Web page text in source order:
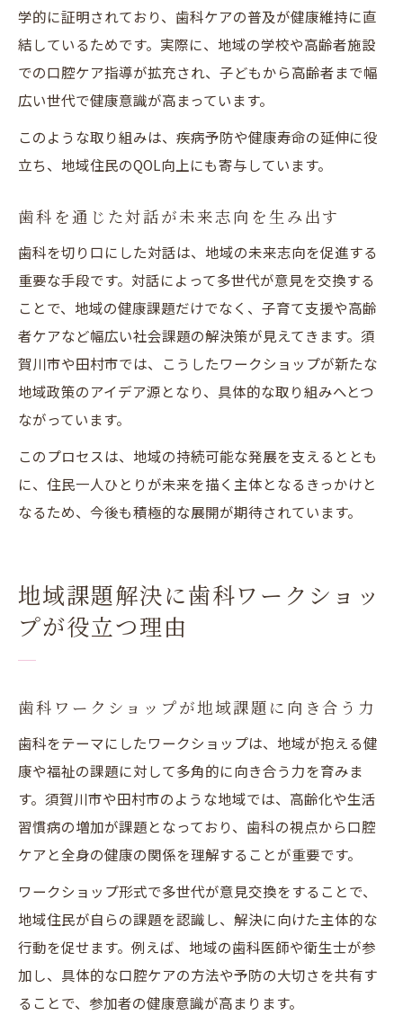
学的に証明されており、歯科ケアの普及が健康維持に直
結しているためです。実際に、地域の学校や高齢者施設
での口腔ケア指導が拡充され、子どもから高齢者まで幅
広い世代で健康意識が高まっています。
このような取り組みは、疾病予防や健康寿命の延伸に役
立ち、地域住民のQOL向上にも寄与しています。
歯科を通じた対話が未来志向を生み出す
歯科を切り口にした対話は、地域の未来志向を促進する
重要な手段です。対話によって多世代が意見を交換する
ことで、地域の健康課題だけでなく、子育て支援や高齢
者ケアなど幅広い社会課題の解決策が見えてきます。須
賀川市や田村市では、こうしたワークショップが新たな
地域政策のアイデア源となり、具体的な取り組みへとつ
ながっています。
このプロセスは、地域の持続可能な発展を支えるととも
に、住民一人ひとりが未来を描く主体となるきっかけと
なるため、今後も積極的な展開が期待されています。
地域課題解決に歯科ワークショッ
プが役立つ理由
歯科ワークショップが地域課題に向き合う力
歯科をテーマにしたワークショップは、地域が抱える健
康や福祉の課題に対して多角的に向き合う力を育みま
す。須賀川市や田村市のような地域では、高齢化や生活
習慣病の増加が課題となっており、歯科の視点から口腔
ケアと全身の健康の関係を理解することが重要です。
ワークショップ形式で多世代が意見交換をすることで、
地域住民が自らの課題を認識し、解決に向けた主体的な
行動を促せます。例えば、地域の歯科医師や衛生士が参
加し、具体的な口腔ケアの方法や予防の大切さを共有す
ることで、参加者の健康意識が高まります。